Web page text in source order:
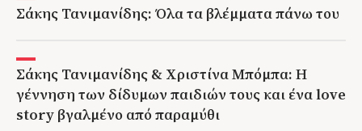
Σάκης Τανιμανίδης: Όλα τα βλέμματα πάνω του
Σάκης Τανιμανίδης & Χριστίνα Μπόμπα: Η
γέννηση των δίδυμων παιδιών τους και ένα love
story βγαλμένο από παραμύθι